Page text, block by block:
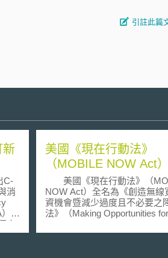
引註此篇
新
C-
消
。
人
美國《現在行動法》
（MOBILE NOW Act）
美國《現在行動法》（
NOW Act）全名為《創造無線
資機會暨減少過度且不必要之
法》（Making Opportunities for
Excessive and Needless